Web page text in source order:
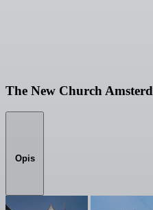
The New Church
Opis